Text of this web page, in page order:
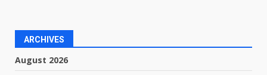
ARCHIVES
August 2026